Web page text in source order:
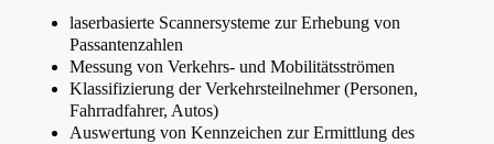
laserbasierte Scannersysteme zur Erhebung von
Passantenzahlen
Messung von Verkehrs- und Mobilitätsströmen
Klassifizierung der Verkehrsteilnehmer (Personen,
Fahrradfahrer, Autos)
Auswertung von Kennzeichen zur Ermittlung des